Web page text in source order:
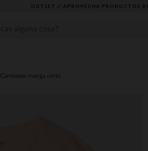
OUTLET // APROVECHA PRODUCTOS
Camisetas manga corta